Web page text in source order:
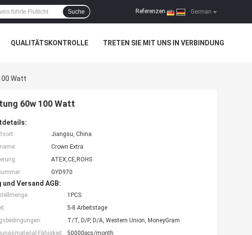
German
Referenzen |
Suche
QUALITÄTSKONTROLLE TRETEN SIE MIT UNS IN VERBINDUNG
Watt
60w 100 Watt
Jiangsu, China
Crown Extra
ATEX,CE,ROHS
GYD970
und Versand AGB:
1PCS
5-8 Arbeitstage
T/T, D/P, D/A, Western Union, MoneyGram
Fähigkeit:
50000pcs/month